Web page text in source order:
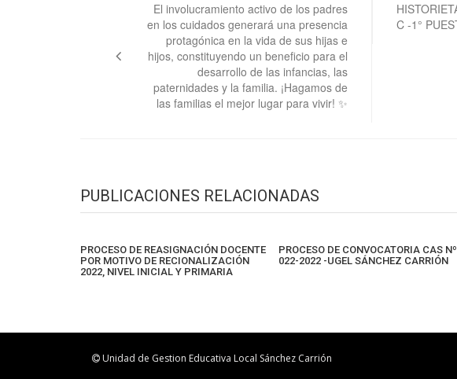
entradas
El involucramiento activo de los padres
en los cuidados generará una presencia
protagónica en la vida de sus hijas e
hijos, constituyendo un beneficio para el
desarrollo de las infancias, las
paternidades y la familia. ¡Hagamos de
las familias el mejor lugar para vivir! ✨
C -1°
PUBLICACIONES RELACIONADAS
PROCESO DE REASIGNACIÓN DOCENTE
POR MOTIVO DE RECIONALIZACIÓN
2022, NIVEL INICIAL Y PRIMARIA
PROCESO DE CONVOCATORIA CAS Nº
022-2022 -UGEL SÁNCHEZ CARRIÓN
Unidad de Gestion Educativa Local Sánchez Carrión